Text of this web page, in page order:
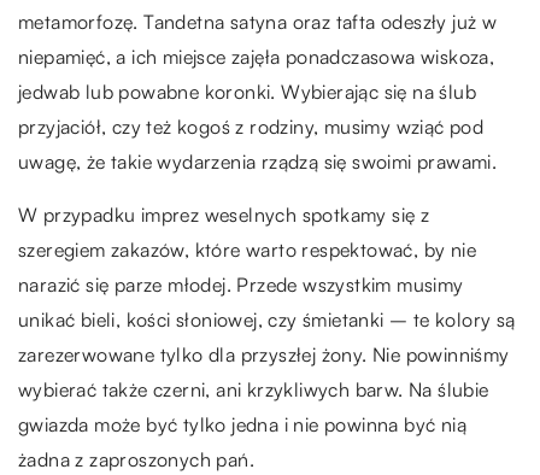
metamorfozę. Tandetna satyna oraz tafta odeszły już w
niepamięć, a ich miejsce zajęła ponadczasowa wiskoza,
jedwab lub powabne koronki. Wybierając się na ślub
przyjaciół, czy też kogoś z rodziny, musimy wziąć pod
uwagę, że takie wydarzenia rządzą się swoimi prawami.
W przypadku imprez weselnych spotkamy się z
szeregiem zakazów, które warto respektować, by nie
narazić się parze młodej. Przede wszystkim musimy
unikać bieli, kości słoniowej, czy śmietanki – te kolory są
zarezerwowane tylko dla przyszłej żony. Nie powinniśmy
wybierać także czerni, ani krzykliwych barw. Na ślubie
gwiazda może być tylko jedna i nie powinna być nią
żadna z zaproszonych pań.